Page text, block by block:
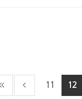
11 12